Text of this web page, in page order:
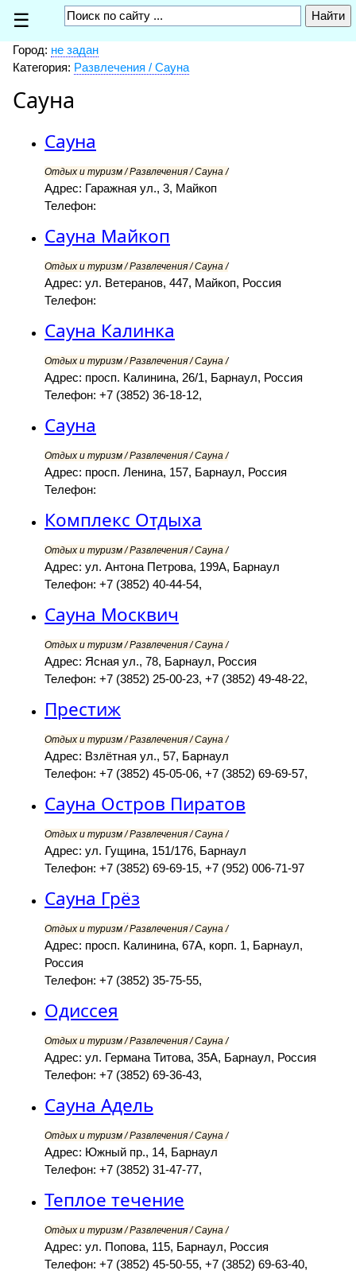
☰
Город: не задан
Категория: Развлечения / Сауна
Сауна
Сауна
Отдых и туризм / Развлечения / Сауна /
Адрес: Гаражная ул., 3, Майкоп
Телефон:
Сауна Майкоп
Отдых и туризм / Развлечения / Сауна /
Адрес: ул. Ветеранов, 447, Майкоп, Россия
Телефон:
Сауна Калинка
Отдых и туризм / Развлечения / Сауна /
Адрес: просп. Калинина, 26/1, Барнаул, Россия
Телефон: +7 (3852) 36-18-12,
Сауна
Отдых и туризм / Развлечения / Сауна /
Адрес: просп. Ленина, 157, Барнаул, Россия
Телефон:
Комплекс Отдыха
Отдых и туризм / Развлечения / Сауна /
Адрес: ул. Антона Петрова, 199А, Барнаул
Телефон: +7 (3852) 40-44-54,
Сауна Москвич
Отдых и туризм / Развлечения / Сауна /
Адрес: Ясная ул., 78, Барнаул, Россия
Телефон: +7 (3852) 25-00-23, +7 (3852) 49-48-22,
Престиж
Отдых и туризм / Развлечения / Сауна /
Адрес: Взлётная ул., 57, Барнаул
Телефон: +7 (3852) 45-05-06, +7 (3852) 69-69-57,
Сауна Остров Пиратов
Отдых и туризм / Развлечения / Сауна /
Адрес: ул. Гущина, 151/176, Барнаул
Телефон: +7 (3852) 69-69-15, +7 (952) 006-71-97
Сауна Грёз
Отдых и туризм / Развлечения / Сауна /
Адрес: просп. Калинина, 67А, корп. 1, Барнаул,
Россия
Телефон: +7 (3852) 35-75-55,
Одиссея
Отдых и туризм / Развлечения / Сауна /
Адрес: ул. Германа Титова, 35А, Барнаул, Россия
Телефон: +7 (3852) 69-36-43,
Сауна Адель
Отдых и туризм / Развлечения / Сауна /
Адрес: Южный пр., 14, Барнаул
Телефон: +7 (3852) 31-47-77,
Теплое течение
Отдых и туризм / Развлечения / Сауна /
Адрес: ул. Попова, 115, Барнаул, Россия
Телефон: +7 (3852) 45-50-55, +7 (3852) 69-63-40,